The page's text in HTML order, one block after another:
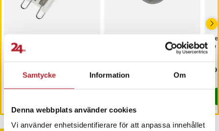
Samtycke Information Om
Denna webbplats använder cookies
Vi använder enhetsidentifierare för att anpassa innehållet
Halogen G9 40W
:129 kr
129 kr
Just nu har vi bara 2 kvar av denna produkt
Pris
119 kr
I lager, levereras inom 1-2 vardagar
W